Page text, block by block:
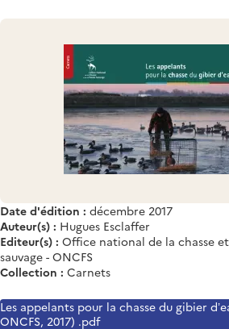
Date d'édition : décembre 2017
Auteur(s) : Hugues Esclaffer
Editeur(s) : Office national de la chasse
sauvage - ONCFS
Collection : Carnets
Les appelants pour la chasse du gibier
ONCFS, 2017) .pdf